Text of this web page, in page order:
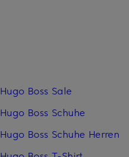
Hugo Boss Sale
Hugo Boss Schuhe
Hugo Boss Schuhe Herren